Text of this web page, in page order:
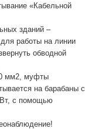
«Кабельной
зданий –
работы на линии
обводной
мм2, муфты
на барабаны с
с помощью